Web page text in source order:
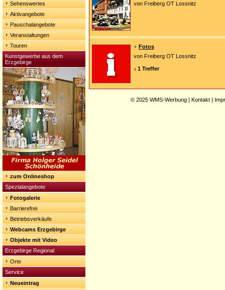
Sehenswertes
Aktivangebote
Pauschalangebote
Veranstaltungen
Touren
Kunstgewerbe aus dem
Erzgebirge
zum Onlineshop
Spezialangebote
Fotogalerie
Barrierefrei
Betriebsverkäufe
Webcams Erzgebirge
Objekte mit Video
Erzgebirge Regional
Orte
Service
Neueintrag
von Freiberg OT Lossnitz
Fotos
von Freiberg OT Lossnitz
1 Treffer
© 2025 WMS-Werbung | Kontakt |